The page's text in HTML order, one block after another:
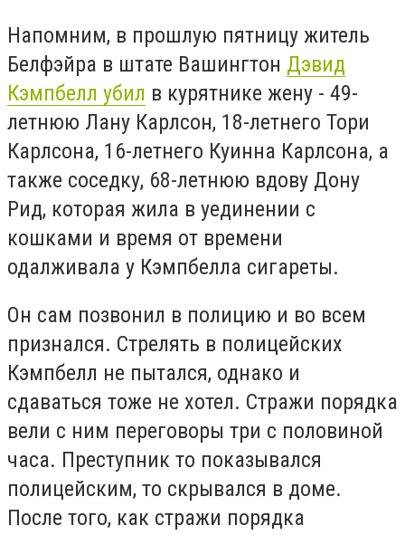
Напомним, в прошлую пятницу житель
Белфэйра в штате Вашингтон Дэвид
Кэмпбелл убил в курятнике жену - 49-
летнюю Лану Карлсон, 18-летнего Тори
Карлсона, 16-летнего Куинна Карлсона, а
также соседку, 68-летнюю вдову Дону
Рид, которая жила в уединении с
кошками и время от времени
одалживала у Кэмпбелла сигареты.
Он сам позвонил в полицию и во всем
признался. Стрелять в полицейских
Кэмпбелл не пытался, однако и
сдаваться тоже не хотел. Стражи порядка
вели с ним переговоры три с половиной
часа. Преступник то показывался
полицейским, то скрывался в доме.
После того, как стражи порядка